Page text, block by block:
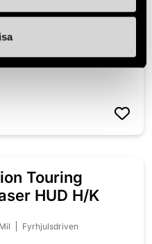
NYINKOMMEN
Touring
HUD H/K
Fyrhjulsdriven